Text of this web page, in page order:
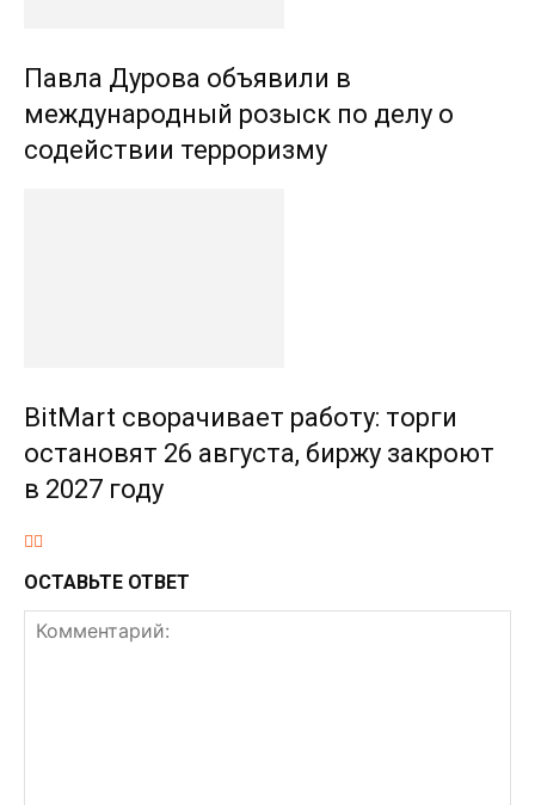
Павла Дурова объявили в
международный розыск по делу о
содействии терроризму
BitMart сворачивает работу: торги
остановят 26 августа, биржу закроют
в 2027 году
ОСТАВЬТЕ ОТВЕТ